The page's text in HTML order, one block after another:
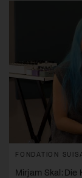
FONDATION
Mirjam Skal: